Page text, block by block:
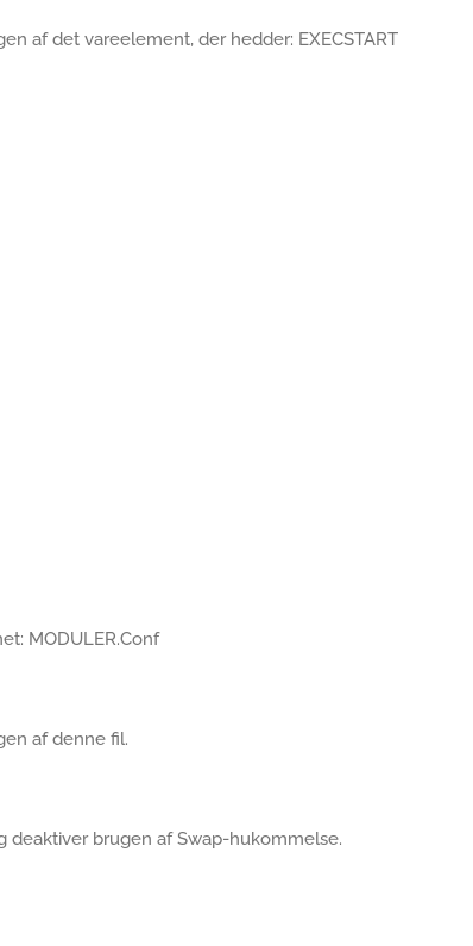
af det vareelement, der hedder: EXECSTART
MODULER.Conf
af denne fil.
deaktiver brugen af Swap-hukommelse.